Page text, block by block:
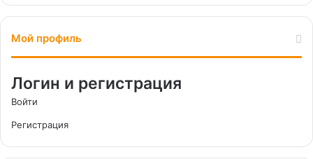
Мой профиль
Логин и регистрация
Войти
Регистрация